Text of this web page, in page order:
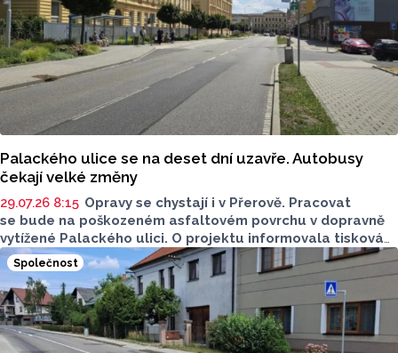
Palackého ulice se na deset dní uzavře. Autobusy
čekají velké změny
29.07.26 8:15 Opravy se chystají i v Přerově. Pracovat
se bude na poškozeném asfaltovém povrchu v dopravně
vytížené Palackého ulici. O projektu informovala tisková
mluvčí města Přerova Lenka Chalupová. S projektem jsou
spojené také uzavírky, pozor si dejte od 10. do 19. srpna.
Společnost